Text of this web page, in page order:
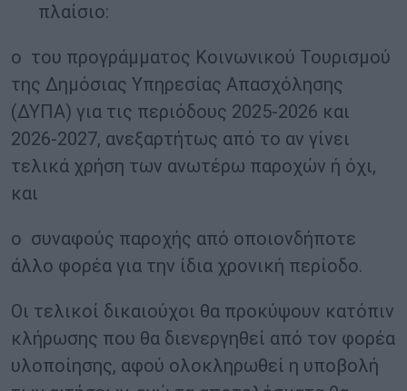
πλαίσιο:
o του προγράμματος Κοινωνικού Τουρισμού
της Δημόσιας Υπηρεσίας Απασχόλησης
(ΔΥΠΑ) για τις περιόδους 2025-2026 και
2026-2027, ανεξαρτήτως από το αν γίνει
τελικά χρήση των ανωτέρω παροχών ή όχι,
και
o συναφούς παροχής από οποιονδήποτε
άλλο φορέα για την ίδια χρονική περίοδο.
Οι τελικοί δικαιούχοι θα προκύψουν κατόπιν
κλήρωσης που θα διενεργηθεί από τον φορέα
υλοποίησης, αφού ολοκληρωθεί η υποβολή